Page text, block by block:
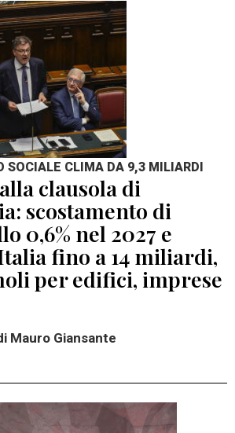
SOCIALE CLIMA DA 9,3 MILIARDI
clausola di
scostamento di
0,6% nel 2027 e
fino a 14 miliardi,
per edifici, imprese
Mauro Giansante